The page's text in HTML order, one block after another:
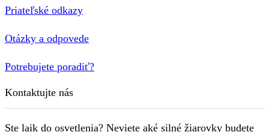
Priateľské odkazy
Otázky a odpovede
Potrebujete poradiť?
Kontaktujte nás
Ste laik do osvetlenia? Neviete aké silné žiarovky budete